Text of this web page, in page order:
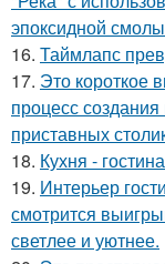
эпоксидной
16. Таймлапс
17. Это короткое
процесс
приставных
18. Кухня -
19. Интерьер
смотрится
светлее и уютнее.